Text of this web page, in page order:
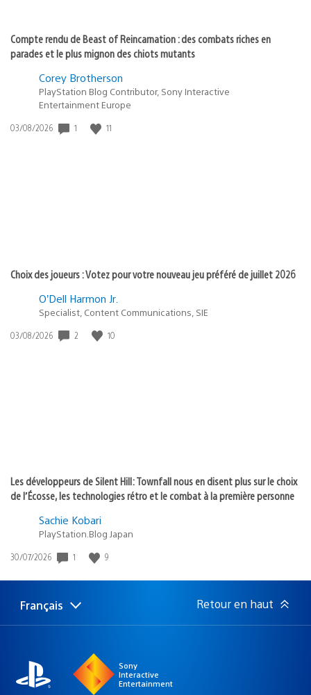
Compte rendu de Beast of Reincarnation : des combats riches en
parades et le plus mignon des chiots mutants
Corey Brotherson
PlayStation Blog Contributor, Sony Interactive
Entertainment Europe
Date
03/08/2026 1 11
Choix des joueurs : Votez pour votre nouveau jeu préféré de juillet 2026
O’Dell Harmon Jr.
Specialist, Content Communications, SIE
Date
03/08/2026 2 10
Les développeurs de Silent Hill: Townfall nous en disent plus sur le choix
de l’Écosse, les technologies rétro et le combat à la première personne
Sachie Kobari
PlayStation.Blog Japan
Date
publication
30/07/2026 1 9
Choisir
Région
Français Retour en haut
Sony
Interactive
Entertainment